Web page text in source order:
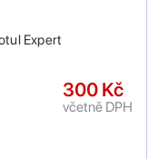
Expert
300 Kč
včetně DPH